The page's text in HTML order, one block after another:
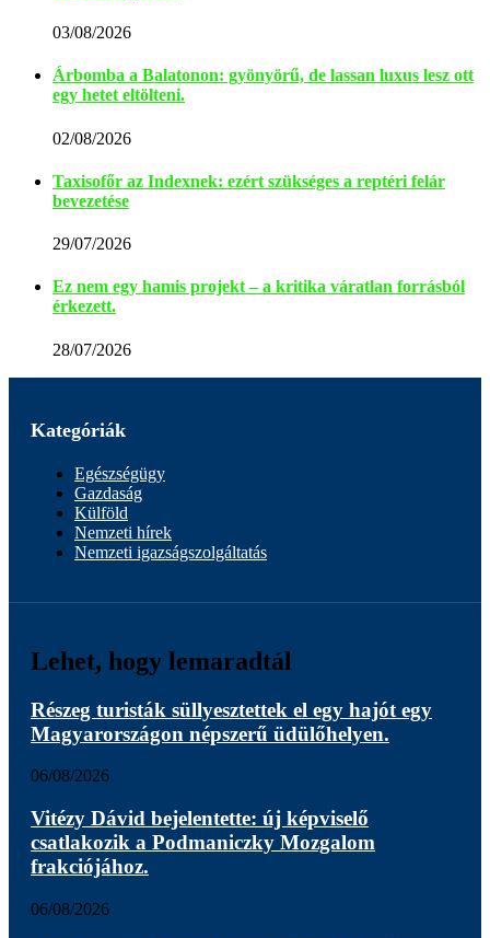
03/08/2026
Árbomba a Balatonon: gyönyörű, de lassan luxus lesz ott
egy hetet eltölteni.
02/08/2026
Taxisofőr az Indexnek: ezért szükséges a reptéri felár
bevezetése
29/07/2026
Ez nem egy hamis projekt – a kritika váratlan forrásból
érkezett.
28/07/2026
Kategóriák
Egészségügy
Gazdaság
Külföld
Nemzeti hírek
Nemzeti igazságszolgáltatás
Lehet, hogy lemaradtál
Részeg turisták süllyesztettek el egy hajót egy
Magyarországon népszerű üdülőhelyen.
06/08/2026
Vitézy Dávid bejelentette: új képviselő
csatlakozik a Podmaniczky Mozgalom
frakciójához.
06/08/2026